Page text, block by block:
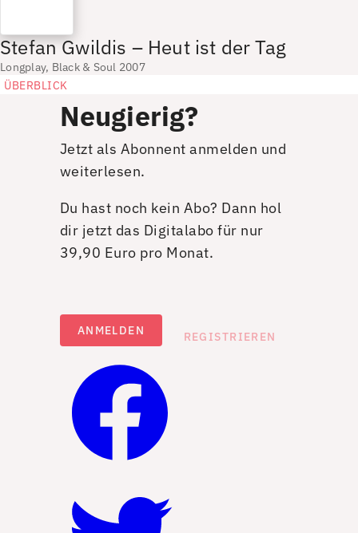
Stefan Gwildis – Heut ist der Tag
Longplay, Black & Soul 2007
ÜBERBLICK
Neugierig?
Jetzt als Abonnent anmelden und
weiterlesen.
Du hast noch kein Abo? Dann hol
dir jetzt das Digitalabo für nur
39,90 Euro pro Monat.
ANMELDEN REGISTRIEREN